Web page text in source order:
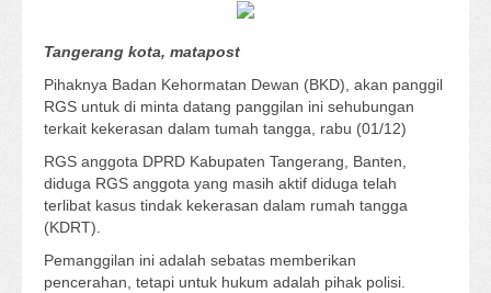
Tangerang kota, matapost
Pihaknya Badan Kehormatan Dewan (BKD), akan panggil
RGS untuk di minta datang panggilan ini sehubungan
terkait kekerasan dalam tumah tangga, rabu (01/12)
RGS anggota DPRD Kabupaten Tangerang, Banten,
diduga RGS anggota yang masih aktif diduga telah
terlibat kasus tindak kekerasan dalam rumah tangga
(KDRT).
Pemanggilan ini adalah sebatas memberikan
pencerahan, tetapi untuk hukum adalah pihak polisi.